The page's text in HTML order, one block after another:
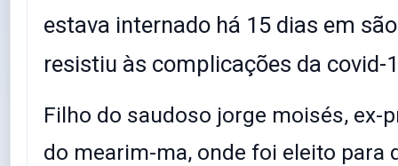
estava internado há 15 dias em
resistiu às complicações da covid-
Filho do saudoso jorge moisés, ex-
do mearim-ma, onde foi eleito para